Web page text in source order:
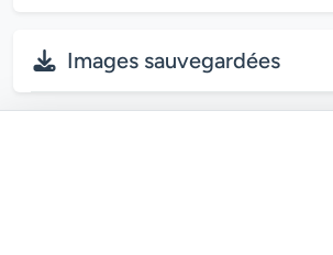
Images sauvegardées